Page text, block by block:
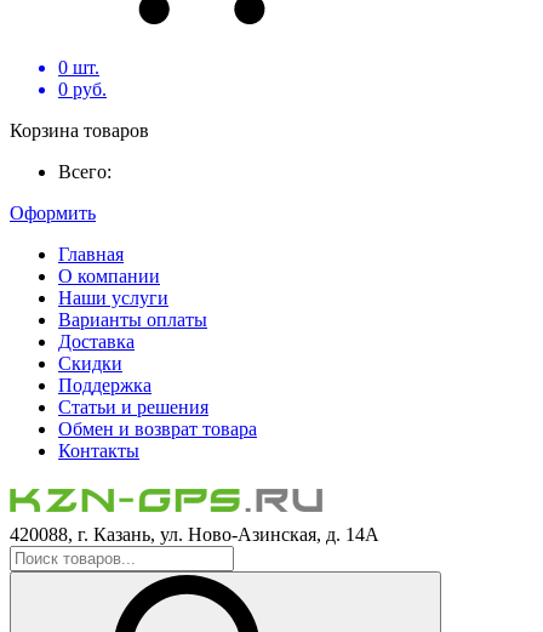
0 шт.
0 руб.
Корзина товаров
Всего:
Оформить
Главная
О компании
Наши услуги
Варианты оплаты
Доставка
Скидки
Поддержка
Статьи и решения
Обмен и возврат товара
Контакты
420088, г. Казань, ул. Ново-Азинская, д. 14А